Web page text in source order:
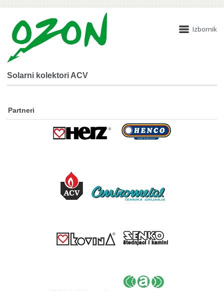
Izbornik
Solarni kolektori ACV
Partneri